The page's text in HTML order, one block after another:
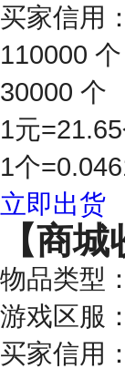
买家信用：
110000 个
30000 个
1元
1个
立即出货
【商城
物品类型
游戏区服：
买家信用：